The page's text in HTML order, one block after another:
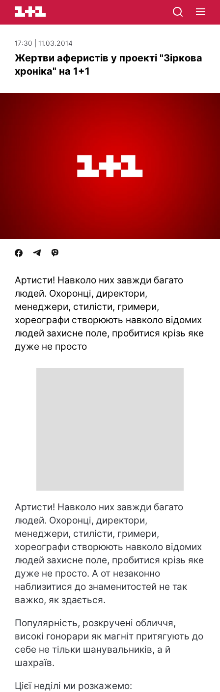
17:30 | 11.03.2014
Жертви аферистів у проекті "Зіркова
хроніка" на 1+1
Артисти! Навколо них завжди багато
людей. Охоронці, директори,
менеджери, стилісти, гримери,
хореографи створюють навколо відомих
людей захисне поле, пробитися крізь яке
дуже не просто
Артисти! Навколо них завжди багато
людей. Охоронці, директори,
менеджери, стилісти, гримери,
хореографи створюють навколо відомих
людей захисне поле, пробитися крізь яке
дуже не просто. А от незаконно
наблизитися до знаменитостей не так
важко, як здається.
Популярність, розкручені обличчя,
високі гонорари як магніт притягують до
себе не тільки шанувальників, а й
шахраїв.
Цієї неділі ми розкажемо: